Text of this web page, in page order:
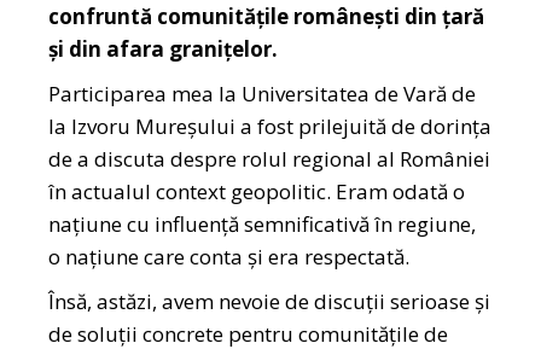
confruntă comunitățile românești din țară
și din afara granițelor.
Participarea mea la Universitatea de Vară de
la Izvoru Mureșului a fost prilejuită de dorința
de a discuta despre rolul regional al României
în actualul context geopolitic. Eram odată o
națiune cu influență semnificativă în regiune,
o națiune care conta și era respectată.
Însă, astăzi, avem nevoie de discuții serioase și
de soluții concrete pentru comunitățile de